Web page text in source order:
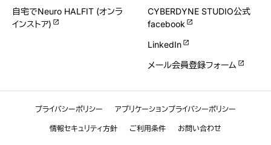
自宅でNeuro HALFIT (オンラ
インストア)
CYBERDYNE STUDIO公式
facebook
LinkedIn
メール会員登録フォーム
プライバシーポリシー アプリケーションプライバシーポリシー
情報セキュリティ方針 ご利用条件 お問い合わせ